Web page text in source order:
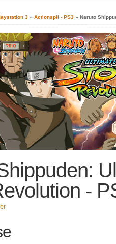
3 » Actionspil - PS3 » Naruto
-